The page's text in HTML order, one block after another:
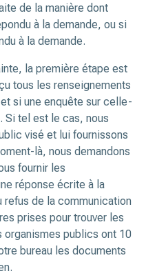
de la manière dont
à la demande, ou si
à la demande.
la première étape est
tous les renseignements
si une enquête sur celle-
Si tel est le cas, nous
visé et lui fournissons
là, nous demandons
fournir les
réponse écrite à la
de la communication
prises pour trouver les
publics ont 10
bureau les documents